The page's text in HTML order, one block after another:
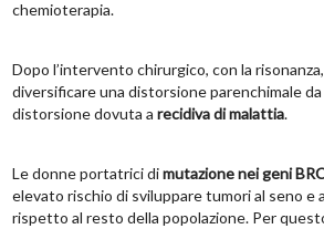
chemioterapia.
Dopo l’intervento chirurgico, con la
diversificare una distorsione parenchimale da
distorsione dovuta a recidiva di malattia.
Le donne portatrici dimutazione nei geni
elevato rischio di sviluppare tumori al seno e
rispetto al resto della popolazione. Per